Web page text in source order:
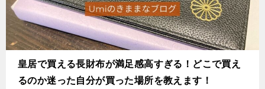
皇居で買える長財布が満足感高すぎる！どこで買え
るのか迷った自分が買った場所を教えます！